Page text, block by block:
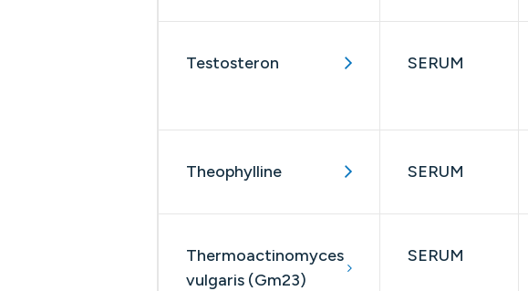
Testosteron SERUM
Theophylline SERUM
Thermoactinomyces
vulgaris (Gm23)
SERUM